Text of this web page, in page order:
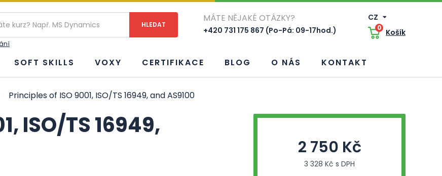
MÁTE NĚJAKÉ OTÁZKY?
+420 731 175 867 (Po-Pá: 09-17hod.)
CZ
0 Košík
SOFT SKILLS VOXY CERTIFIKACE BLOG O NÁS KONTAKT
Principles of ISO 9001, ISO/TS 16949, and AS9100
ISO/TS 16949,
2 750 Kč
3 328 Kč s DPH